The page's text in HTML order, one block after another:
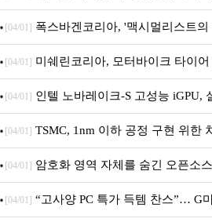
[04/01] 폭스바겐코리아, '맥시멀리스트
스' 이벤트 실시
[04/01] 미쉐린코리아, 모터바이크 타이
트 진행
[04/01] 인텔 노바레이크-S 고성능 iGPU,
40W?
[04/01] TSMC, 1nm 이하 공정 구현 위한
발
[04/01] 암호화 영역 자체를 숨긴 오픈소
브' 공개
[04/01] “고사양 PC 특가 득템 찬스”… G